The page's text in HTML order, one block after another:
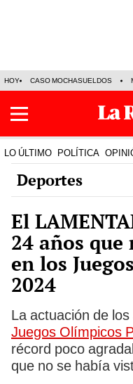
HOY CASO MOCHASUELDOS
LO ÚLTIMO POLÍTICA
Deportes
El
24 años
en los
2024
La actuación de
Juegos Olímpicos
récord poco
que no se había